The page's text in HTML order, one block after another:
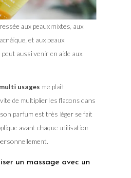
aux peaux mixtes, aux
et aux peaux
aussi venir en aide aux
multi usages me plait
de multiplier les flacons dans
parfum est très léger se fait
avant chaque utilisation
un massage avec un